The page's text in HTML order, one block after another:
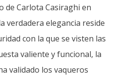
de Carlota Casiraghi en
verdadera elegancia reside
con la que se visten las
valiente y funcional, la
validado los vaqueros